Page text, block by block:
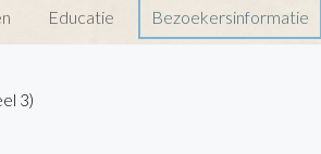
Educatie Bezoekersinformatie
3)